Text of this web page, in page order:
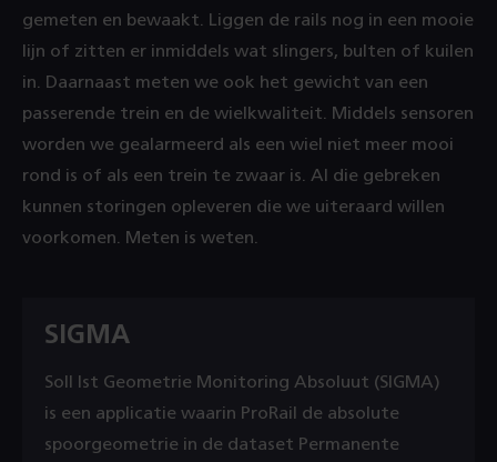
gemeten en bewaakt. Liggen de rails nog in een mooie
lijn of zitten er inmiddels wat slingers, bulten of kuilen
in. Daarnaast meten we ook het gewicht van een
passerende trein en de wielkwaliteit. Middels sensoren
worden we gealarmeerd als een wiel niet meer mooi
rond is of als een trein te zwaar is. Al die gebreken
kunnen storingen opleveren die we uiteraard willen
voorkomen. Meten is weten.
SIGMA
Soll Ist Geometrie Monitoring Absoluut (SIGMA)
is een applicatie waarin ProRail de absolute
spoorgeometrie in de dataset Permanente